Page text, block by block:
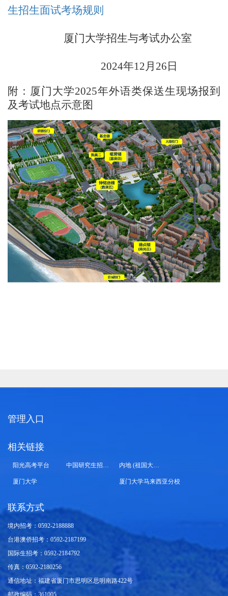
生招生面试考场规则
厦门大学招生与考试办公室
2024年12月26日
附：厦门大学2025年外语类保送生现场报到
及考试地点示意图
管理入口
相关链接
阳光高考平台 中国研究生招生信息网 内地 (祖国大陆) 高校面向港澳台招生信息网
厦门大学 厦门大学马来西亚分校
联系方式
境内招考：0592-2188888
台港澳侨招考：0592-2187199
国际生招考：0592-2184792
传真：0592-2180256
通信地址：福建省厦门市思明区思明南路422号
邮政编码：361005